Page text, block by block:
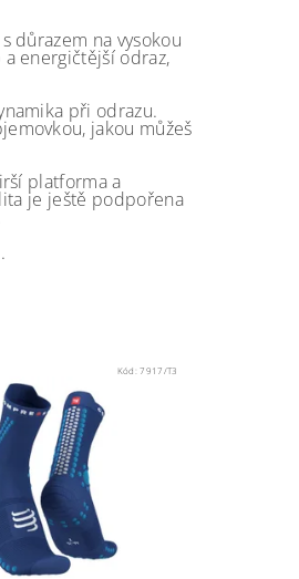
důrazem na vysokou
energičtější odraz,
při odrazu.
jakou můžeš
platforma a
je ještě podpořena
Kód:7917/T3